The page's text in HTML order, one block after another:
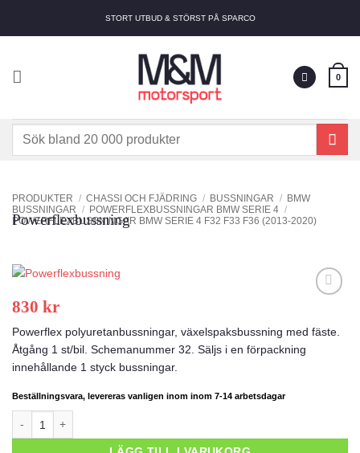
STORT UTBUD & STÖRST PÅ SPARCO
0
Sök
PRODUKTER / CHASSI OCH FJÄDRING / BUSSNINGAR / BMW
BUSSNINGAR / POWERFLEXBUSSNINGAR BMW SERIE 4 /
POWERFLEXBUSSNINGAR BMW SERIE 4 F32 F33 F36 (2013-2020)
Powerflexbussning
830 kr
Powerflex polyuretanbussningar, växelspaksbussning med fäste.
Åtgång 1 st/bil. Schemanummer 32. Säljs i en förpackning
innehållande 1 styck bussningar.
Beställningsvara, levereras vanligen inom inom 7-14 arbetsdagar